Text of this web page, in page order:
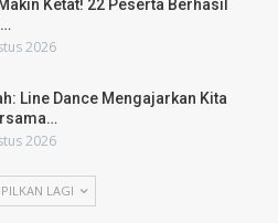
Ketat! 22 Peserta Berhasil
2026
Line Dance Mengajarkan Kita
2026
LAGI